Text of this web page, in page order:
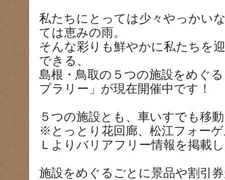
私たちにとっては少々やっかい
ては恵みの雨。
そんな彩りも鮮やかに私たちを
できる、
島根・鳥取の５つの施設をめぐ
プラリー」が現在開催中です！
５つの施設とも、車いすでも移
※とっとり花回廊、松江フォー
Ｌよりバリアフリー情報を掲載
施設をめぐるごとに景品や割引